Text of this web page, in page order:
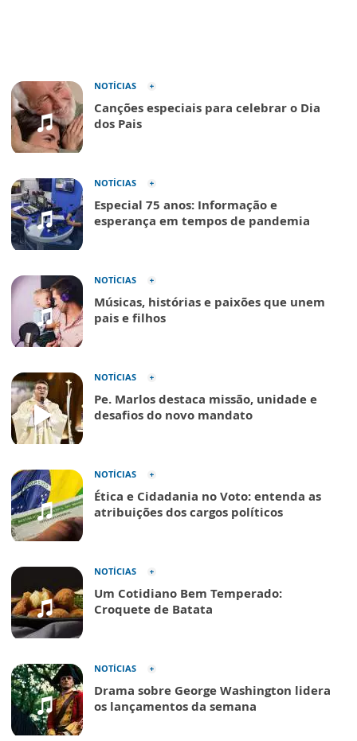
NOTÍCIAS
Canções especiais para celebrar o Dia
dos Pais
NOTÍCIAS
Especial 75 anos: Informação e
esperança em tempos de pandemia
NOTÍCIAS
Músicas, histórias e paixões que unem
pais e filhos
NOTÍCIAS
Pe. Marlos destaca missão, unidade e
desafios do novo mandato
NOTÍCIAS
Ética e Cidadania no Voto: entenda as
atribuições dos cargos políticos
NOTÍCIAS
Um Cotidiano Bem Temperado:
Croquete de Batata
NOTÍCIAS
Drama sobre George Washington lidera
os lançamentos da semana